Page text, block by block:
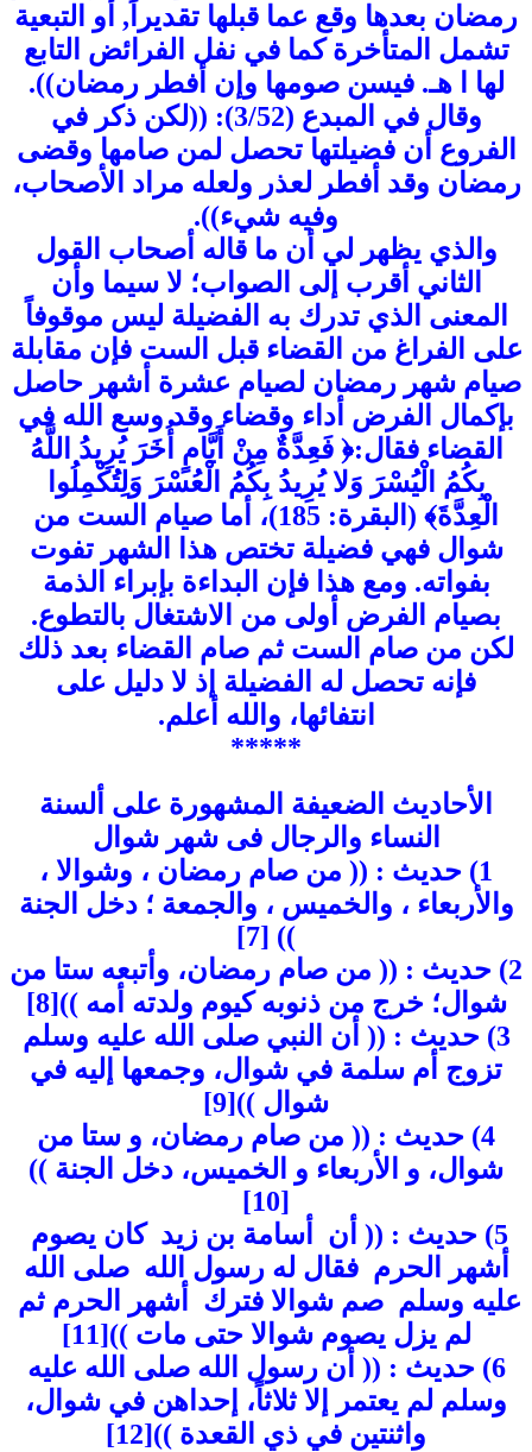
رمضان بعدها وقع عما قبلها تقديراً, أو التبعية
تشمل المتأخرة كما في نفل الفرائض التابع
لها ا هـ. فيسن صومها وإن أفطر رمضان)).
وقال في المبدع (3/52): ((لكن ذكر في
الفروع أن فضيلتها تحصل لمن صامها وقضى
رمضان وقد أفطر لعذر ولعله مراد الأصحاب،
وفيه شيء)).
والذي يظهر لي أن ما قاله أصحاب القول
الثاني أقرب إلى الصواب؛ لا سيما وأن
المعنى الذي تدرك به الفضيلة ليس موقوفاً
على الفراغ من القضاء قبل الست فإن مقابلة
صيام شهر رمضان لصيام عشرة أشهر حاصل
بإكمال الفرض أداء وقضاء وقد وسع الله في
القضاء فقال:﴿ فَعِدَّةٌ مِنْ أَيَّامٍ أُخَرَ يُرِيدُ اللَّهُ
بِكُمُ الْيُسْرَ وَلا يُرِيدُ بِكُمُ الْعُسْرَ وَلِتُكْمِلُوا
الْعِدَّةَ﴾ (البقرة: 185)، أما صيام الست من
شوال فهي فضيلة تختص هذا الشهر تفوت
بفواته. ومع هذا فإن البداءة بإبراء الذمة
بصيام الفرض أولى من الاشتغال بالتطوع.
لكن من صام الست ثم صام القضاء بعد ذلك
فإنه تحصل له الفضيلة إذ لا دليل على
انتفائها، والله أعلم.
*****
الأحاديث الضعيفة المشهورة على ألسنة
النساء والرجال فى شهر شوال
1) حديث : (( من صام رمضان ، وشوالا ،
والأربعاء ، والخميس ، والجمعة ؛ دخل الجنة
)) [7]
2) حديث : (( من صام رمضان، وأتبعه ستا من
شوال؛ خرج من ذنوبه كيوم ولدته أمه ))[8]
3) حديث : (( أن النبي صلى الله عليه وسلم
تزوج أم سلمة في شوال، وجمعها إليه في
شوال ))[9]
4) حديث : (( من صام رمضان، و ستا من
شوال، و الأربعاء و الخميس، دخل الجنة ))
[10]
5) حديث : ((‏ أن ‏ ‏أسامة بن زيد ‏ ‏كان يصوم ‏
‏أشهر الحرم ‏ ‏فقال له رسول الله ‏ ‏صلى الله
عليه وسلم ‏ ‏صم شوالا فترك ‏ ‏أشهر الحرم ثم ‏
‏لم يزل يصوم شوالا حتى مات ))[11]
6) حديث : (( ‏أن رسول الله صلى الله عليه
وسلم لم يعتمر إلا ثلاثاً، إحداهن في شوال،
واثنتين في ذي القعدة ))[12]